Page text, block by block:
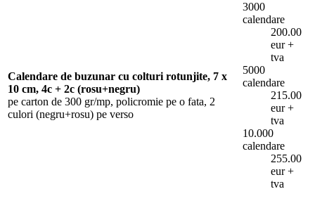
Calendare de buzunar cu colturi rotunjite, 7 x
10 cm, 4c + 2c (rosu+negru)
pe carton de 300 gr/mp, policromie pe o fata, 2
culori (negru+rosu) pe verso
3000
calendare
200.00
eur +
tva
5000
calendare
215.00
eur +
tva
10.000
calendare
255.00
eur +
tva